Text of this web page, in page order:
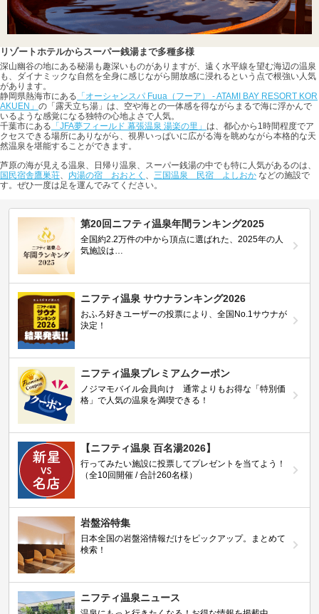
リゾートホテルからスーパー銭湯まで多種多様
深山幽谷の地にある秘湯も趣深いものがありますが、遠く水平線を望む海辺の温泉
も、ダイナミックな自然を全身に感じながら開放感に浸れるという点で根強い人気
があります。
静岡県熱海市にある 「オーシャンスパ Fuua（フーア） - ATAMI BAY RESORT KOR
AKUEN」 の「露天立ち湯」は、空や海との一体感を得ながらまるで海に浮かんで
いるような感覚になる独特の心地よさで人気。
千葉市にある 「JFA夢フィールド 幕張温泉 湯楽の里」 は、都心から1時間程度でア
クセスできる場所にありながら、視界いっぱいに広がる海を眺めながら本格的な天
然温泉を堪能することができます。
芦原の海が見える温泉、日帰り温泉、スーパー銭湯の中でも特に人気があるのは、
国民宿舎鷹巣荘
内湯の宿 おおとく 三国温泉 民宿 よしおか などの施設で
す。ぜひ一度は足を運んでみてください。
第20回ニフティ温泉年間ランキング2025
全国約2.2万件の中から頂点に選ばれた、2025年の人
気施設は…
ニフティ温泉 サウナランキング2026
おふろ好きユーザーの投票により、全国No.1サウナが
決定！
ニフティ温泉プレミアムクーポン
ノジマモバイル会員向け 通常よりもお得な「特別価
格」で人気の温泉を満喫できる！
【ニフティ温泉 百名湯2026】
行ってみたい施設に投票してプレゼントを当てよう！
（全10回開催 / 合計260名様）
岩盤浴特集
日本全国の岩盤浴情報だけをピックアップ。まとめて
検索！
ニフティ温泉ニュース